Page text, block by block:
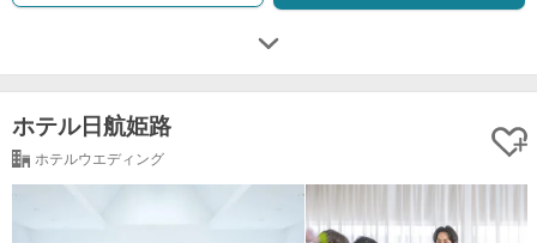
ホテル日航姫路
ホテルウエディング